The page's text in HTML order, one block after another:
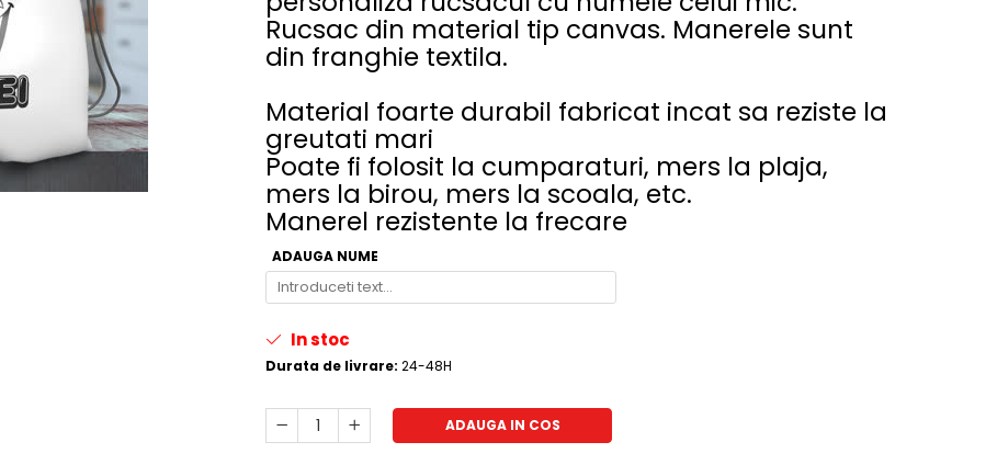
Rucsac din material tip canvas. Manerele sunt
din franghie textila.
Material foarte durabil fabricat incat sa reziste la
greutati mari
Poate fi folosit la cumparaturi, mers la plaja,
mers la birou, mers la scoala, etc.
Manerel rezistente la frecare
ADAUGA NUME
In stoc
Durata de livrare: 24-48H
ADAUGA IN COS